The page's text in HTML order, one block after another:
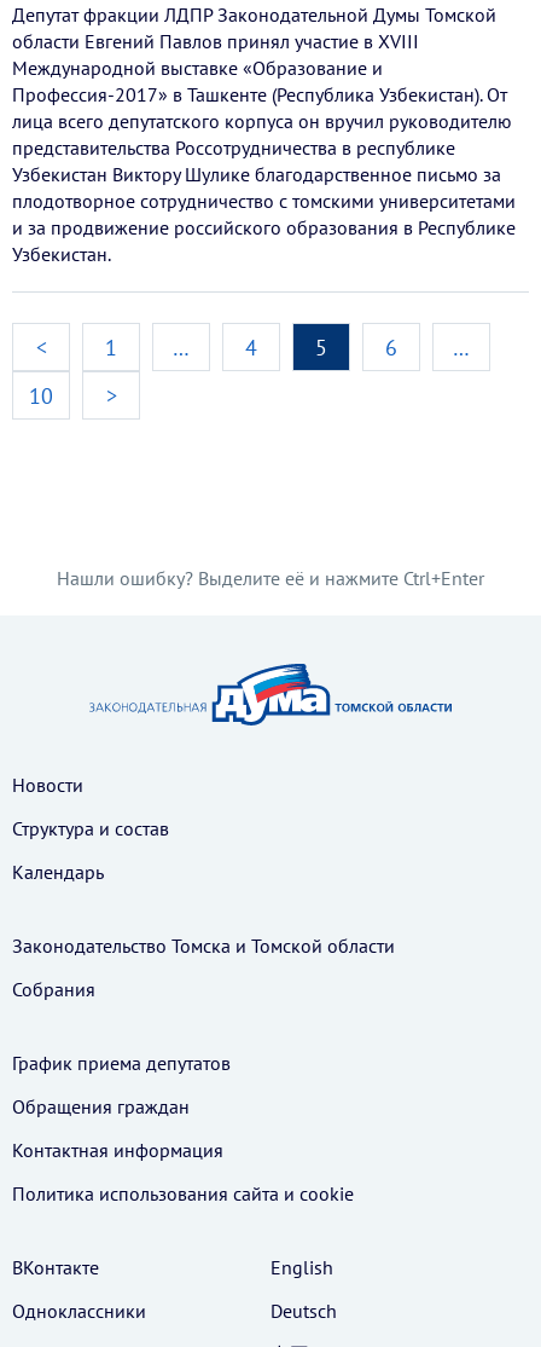
Депутат фракции ЛДПР Законодательной Думы Томской
области Евгений Павлов принял участие в XVIII
Международной выставке «Образование и
Профессия-2017» в Ташкенте (Республика Узбекистан). От
лица всего депутатского корпуса он вручил руководителю
представительства Россотрудничества в республике
Узбекистан Виктору Шулике благодарственное письмо за
плодотворное сотрудничество с томскими университетами
и за продвижение российского образования в Республике
Узбекистан.
< 1 … 4 5 6
…
10
>
Нашли ошибку? Выделите её и нажмите Ctrl+Enter
Новости
Структура и состав
Календарь
Законодательство Томска и Томской области
Собрания
График приема депутатов
Обращения граждан
Контактная информация
Политика использования cайта и cookie
ВКонтакте
Одноклассники
English
Deutsch